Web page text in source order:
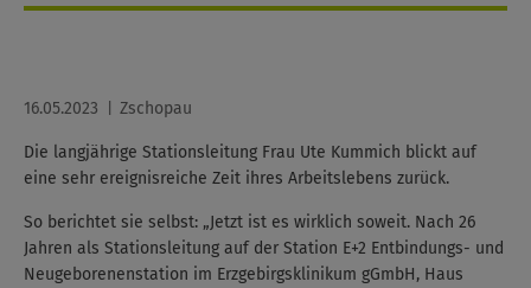
16.05.2023 Zschopau
Die langjährige Stationsleitung Frau Ute Kummich blickt auf
eine sehr ereignisreiche Zeit ihres Arbeitslebens zurück.
So berichtet sie selbst: „Jetzt ist es wirklich soweit. Nach 26
Jahren als Stationsleitung auf der Station E+2 Entbindungs- und
Neugeborenenstation im Erzgebirgsklinikum gGmbH, Haus